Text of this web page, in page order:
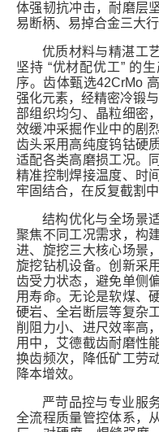
体强韧抗冲击，耐磨层
易断柄、易掉合金三大行
优质材料与精湛工
坚持 “优材配优工” 的
序。齿体甄选42CrMo
强化元素，经精密冷锻与
部组织均匀、晶粒细密
效缓冲采掘作业中的剧
齿头采用 高纯度钨钴硬
适配各类高磨损工况。
精准控制焊接温度、时
牢固结合，在反复截割
结构优化与全场景
聚焦不同工况需求，构
进、旋挖三大核心场景
旋挖钻机设备。创新采用
齿受力状态，避免单侧
用寿命。无论是软煤、
硬岩、全岩断层等复杂
削阻力小、进尺效率高
用中，艾德截齿耐磨性
换齿频次，降低矿工劳
降本增效。
严苛品控与专业服
全流程质量管控体系，